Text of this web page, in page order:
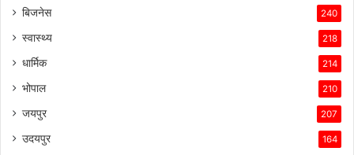
बिजनेस 240
स्वास्थ्य 218
धार्मिक 214
भोपाल 210
जयपुर 207
उदयपुर 164